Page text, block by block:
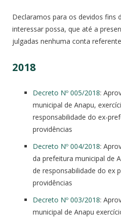
Declaramos para os devidos fins
interessar possa, que até a
julgadas nenhuma conta
2018
Decreto Nº 005/2018:
municipal de Anapu,
responsabilidade do ex-
providências
Decreto Nº 004/2018:
da prefeitura municipal de
de responsabilidade do ex
providências
Decreto Nº 003/2018:
municipal de Anapu